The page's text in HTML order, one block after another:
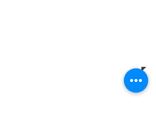
להזמנה להרצאות